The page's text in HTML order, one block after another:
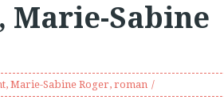
Marie-Sabine
, Marie-Sabine Roger, roman